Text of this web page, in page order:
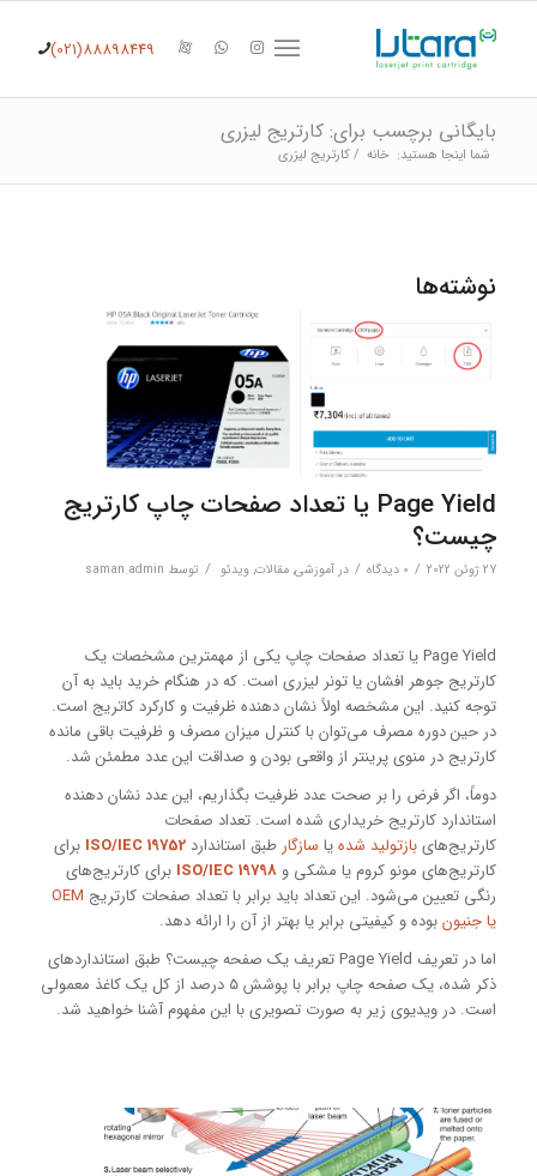
(021)88898449
بایگانی برچسب برای: کارتریج لیزری
شما اینجا هستید: خانه / کارتریج لیزری
نوشته‌ها
Page Yield یا تعداد صفحات چاپ کارتریج
چیست؟
27 ژوئن 2022 / 0 دیدگاه‌ / در آموزشی, مقالات, ویدئو / توسط saman.admin
Page Yield یا تعداد صفحات چاپ یکی از مهمترین مشخصات یک
کارتریج جوهر افشان یا تونر لیزری است. که در هنگام خرید باید به آن
توجه کنید. این مشخصه اولاً نشان دهنده ظرفیت و کارکرد کاتریج است.
در حین دوره مصرف می‌توان با کنترل میزان مصرف و ظرفیت باقی مانده
کارتریج در منوی پرینتر از واقعی بودن و صداقت این عدد مطمئن شد.
دوماً، اگر فرض را بر صحت عدد ظرفیت بگذاریم، این عدد نشان دهنده
استاندارد کارتریج خریداری شده است. تعداد صفحات
کارتریج‌هایبازتولید شدهیا سازگار طبق استاندارد ISO/IEC 19752 برای
کارتریج‌های مونو کروم یا مشکی و ISO/IEC 19798 برای کارتریج‌های
رنگی تعیین می‌شود. این تعداد باید برابر با تعداد صفحات کارتریج OEM
یا جنیونبوده و کیفیتی برابر یا بهتر از آن را ارائه دهد.
اما در تعریف Page Yield تعریف یک صفحه چیست؟ طبق استانداردهای
ذکر شده، یک صفحه چاپ برابر با پوشش 5 درصد از کل یک کاغذ معمولی
است. در ویدیوی زیر به صورت تصویری با این مفهوم آشنا خواهید شد.